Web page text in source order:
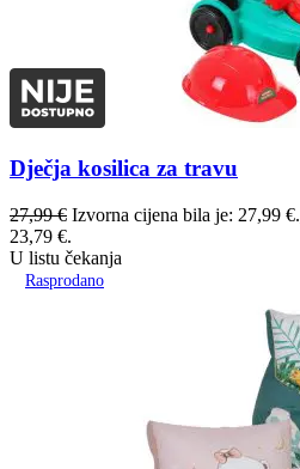
Dječja kosilica za travu
27,99€ Izvorna cijena bila je: 27,99 €.
23,79 €.
U listu čekanja
Rasprodano